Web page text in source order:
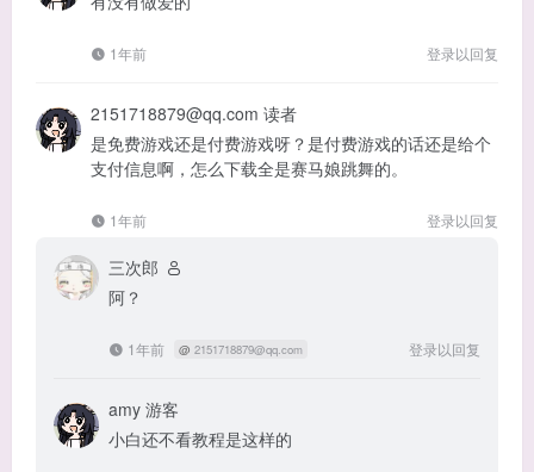
1年前 登录以回复
2151718879@qq.com 读者
是免费游戏还是付费游戏呀？是付费游戏的话还是给个
支付信息啊，怎么下载全是赛马娘跳舞的。
1年前 登录以回复
三次郎
阿？
1年前 @ 2151718879@qq.com 登录以回复
amy 游客
小白还不看教程是这样的